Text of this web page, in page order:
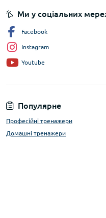
Популярне
Професійні тренажери
Домашні тренажери
Ми у соціальних
Facebook
Instagram
Youtube